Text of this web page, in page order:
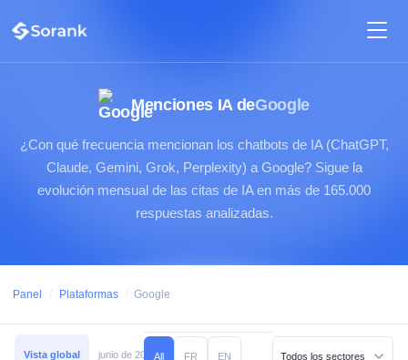
Menciones IA deGoogle
¿Con qué frecuencia mencionan los chatbots de IA (ChatGPT,
Claude, Gemini, Grok, Perplexity) a Google? Sigue la
evolución mensual de las citas de IA en más de 165.000
respuestas analizadas.
Panel / Plataformas / Google
Vista global junio de 2026 mayo de 2026 abril de 2026 marzo de 2026
All FR EN